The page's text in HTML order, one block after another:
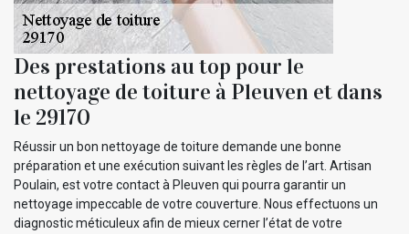
Des prestations au top pour le
nettoyage de toiture à Pleuven et dans
le 29170
Réussir un bon nettoyage de toiture demande une bonne
préparation et une exécution suivant les règles de l’art. Artisan
Poulain, est votre contact à Pleuven qui pourra garantir un
nettoyage impeccable de votre couverture. Nous effectuons un
diagnostic méticuleux afin de mieux cerner l’état de votre